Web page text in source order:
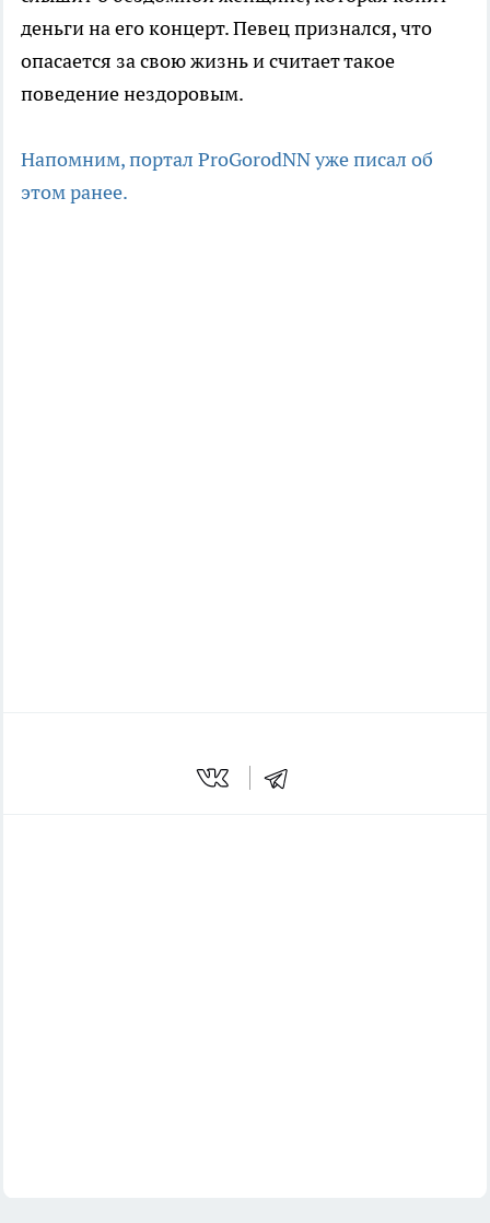
деньги на его концерт. Певец признался, что
опасается за свою жизнь и считает такое
поведение нездоровым.
Напомним, портал ProGorodNN уже писал об
этом ранее.